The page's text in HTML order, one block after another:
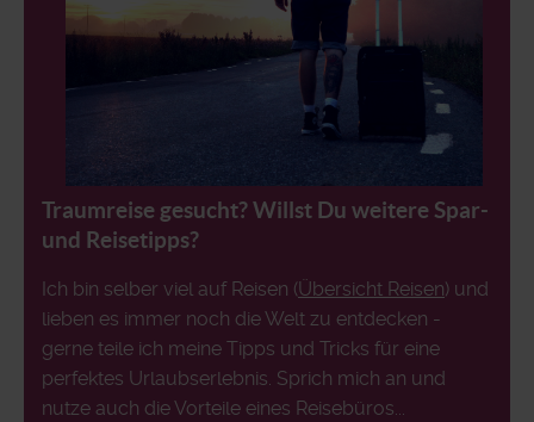
Traumreise gesucht? Willst Du weitere Spar-
und Reisetipps?
Ich bin selber viel auf Reisen (Übersicht Reisen) und
lieben es immer noch die Welt zu entdecken -
gerne teile ich meine Tipps und Tricks für eine
perfektes Urlaubserlebnis. Sprich mich an und
nutze auch die Vorteile eines Reisebüros...